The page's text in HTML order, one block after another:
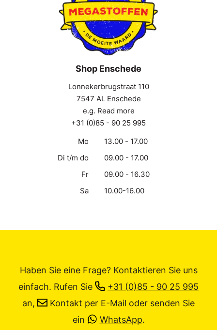
Shop Enschede
Lonnekerbrugstraat 110
7547 AL Enschede
e.g. Read more
+31 (0)85 - 90 25 995
Mo
13.00 - 17.00
Di t/m do
09.00 - 17.00
Fr
09.00 - 16.30
Sa
10.00-16.00
Haben Sie eine Frage? Kontaktieren Sie uns
einfach. Rufen Sie
+31 (0)85 - 90 25 995
an,
Kontakt per E-Mail oder senden Sie
ein
WhatsApp.